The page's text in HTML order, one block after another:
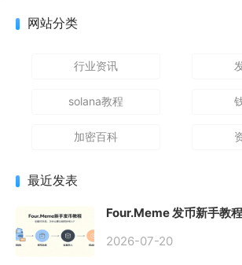
网站分类
行业资讯
solana教程
加密百科
最近发表
Four.Meme 发币新手教
2026-07-20